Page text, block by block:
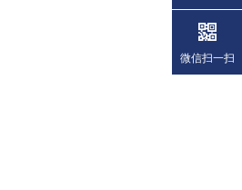
微信扫一扫